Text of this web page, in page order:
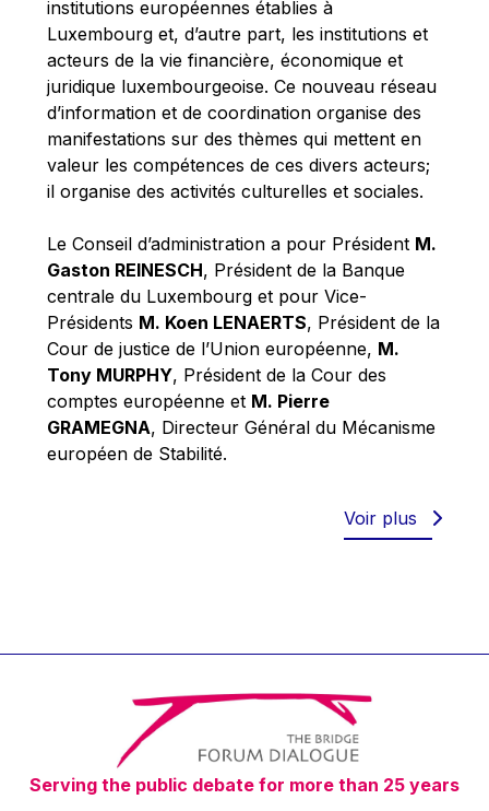
Michel Goedert
Mireille Delmas-Marty
Nobuo Tanaka
Otmar Issing
Paolo Mengozzi
Paschal Donohoe
Pat Cox
Patrizia Nanz
Philippe Maystadt
Pierre Gramegna
Richard Pelly
Robert Goebbels
Robert REYNDERS
Timothy Radcliffe
Vaclav Klaus
Vassilios Skouris
Vítor Manuel da Silva Caldeira
Viviane Reding
institutions européennes établies à
Luxembourg et, d’autre part, les institutions et
acteurs de la vie financière, économique et
juridique luxembourgeoise. Ce nouveau réseau
d’information et de coordination organise des
manifestations sur des thèmes qui mettent en
valeur les compétences de ces divers acteurs;
il organise des activités culturelles et sociales.
Le Conseil d’administration a pour Président M.
Gaston REINESCH, Président de la Banque
centrale du Luxembourg et pour Vice-
Présidents M. Koen LENAERTS, Président de la
Cour de justice de l’Union européenne, M.
Tony MURPHY, Président de la Cour des
comptes européenne et M. Pierre
GRAMEGNA, Directeur Général du Mécanisme
européen de Stabilité.
Voir plus
Serving the public debate for more than 25 years